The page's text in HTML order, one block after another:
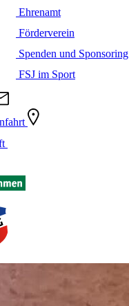
Ehrenamt
Förderverein
Spenden und Sponsoring
FSJ im Sport